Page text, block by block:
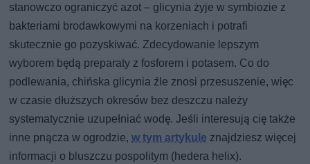
stanowczo ograniczyć azot – glicynia żyje w symbiozie z
bakteriami brodawkowymi na korzeniach i potrafi
skutecznie go pozyskiwać. Zdecydowanie lepszym
wyborem będą preparaty z fosforem i potasem. Co do
podlewania, chińska glicynia źle znosi przesuszenie, więc
w czasie dłuższych okresów bez deszczu należy
systematycznie uzupełniać wodę. Jeśli interesują cię także
inne pnącza w ogrodzie,w tym artykule znajdziesz więcej
informacji o bluszczu pospolitym (hedera helix).